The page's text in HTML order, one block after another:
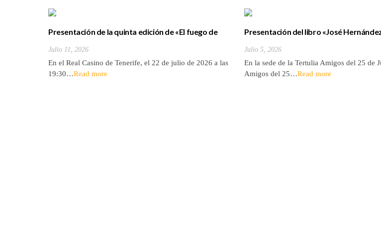
Presentación de la quinta edición de «El fuego de
Julio 11, 2026
En el Real Casino de Tenerife, el 22 de julio de 2026 a las
19:30…Read more
Presentación del libro «José
Julio 5, 2026
En la sede de la Tertulia Amigos del 25 de
Amigos del 25…Read more